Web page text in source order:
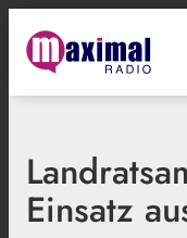
Einsatz